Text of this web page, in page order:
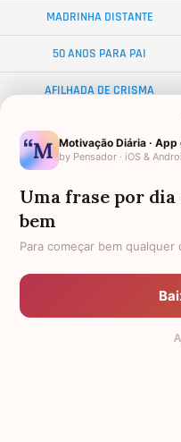
MADRINHA DISTANTE
50 ANOS PARA PAI
AFILHADA DE CRISMA
EX-SOGRO
AFILHADO PARA MADRINHA
FRASES PARA AMIGA
Motivação Diária ·
by Pensador · iOS &
Uma frase por
bem
Para começar bem qualquer